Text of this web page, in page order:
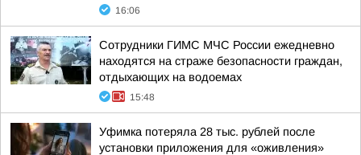
16:06
Сотрудники ГИМС МЧС России ежедневно
находятся на страже безопасности граждан,
отдыхающих на водоемах
15:48
Уфимка потеряла 28 тыс. рублей после
установки приложения для «оживления»